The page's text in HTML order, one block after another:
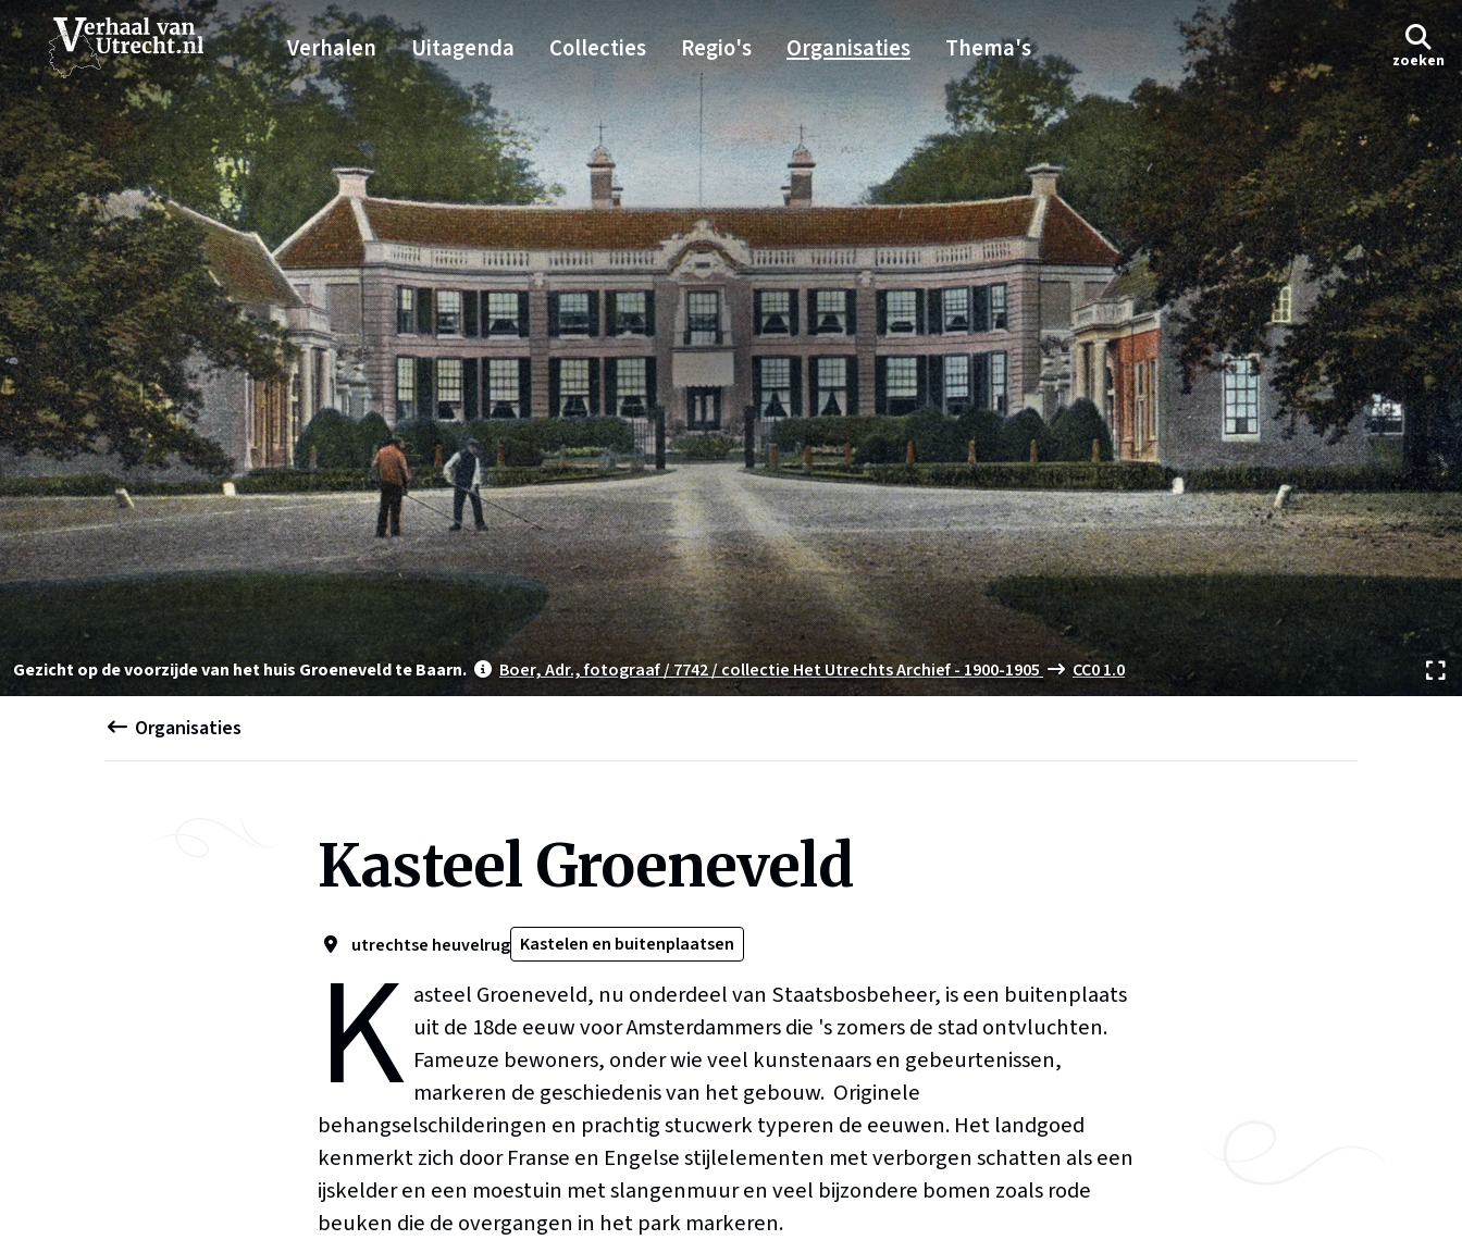
zoeken
Verhalen Uitagenda Collecties Regio's Organisaties Thema's
Gezicht op de voorzijde van het huis Groeneveld te Baarn. Boer, Adr., fotograaf / 7742 / collectie Het Utrechts Archief - 1900-1905 CC0 1.0
Organisaties
Kasteel Groeneveld
utrechtse heuvelrug Kastelen en buitenplaatsen
K asteel Groeneveld, nu onderdeel van Staatsbosbeheer, is een buitenplaats
uit de 18de eeuw voor Amsterdammers die 's zomers de stad ontvluchten.
Fameuze bewoners, onder wie veel kunstenaars en gebeurtenissen,
markeren de geschiedenis van het gebouw. Originele
behangselschilderingen en prachtig stucwerk typeren de eeuwen. Het landgoed
kenmerkt zich door Franse en Engelse stijlelementen met verborgen schatten als een
ijskelder en een moestuin met slangenmuur en veel bijzondere bomen zoals rode
beuken die de overgangen in het park markeren.